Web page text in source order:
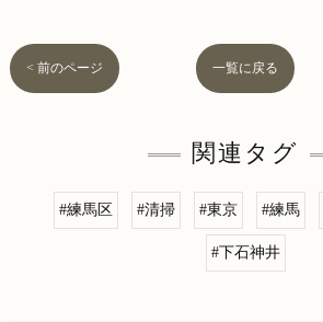
< 前のページ 一覧に戻る
関連タグ
#練馬区 #清掃 #東京 #練馬
#下石神井